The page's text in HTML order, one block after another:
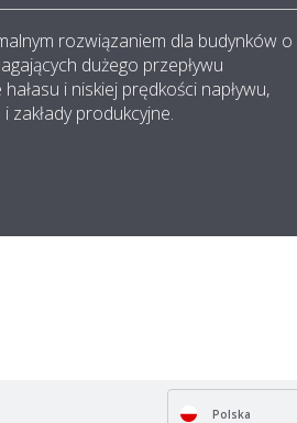
rozwiązaniem dla budynków o
dużego przepływu
i niskiej prędkości napływu,
zakłady produkcyjne.
Polska